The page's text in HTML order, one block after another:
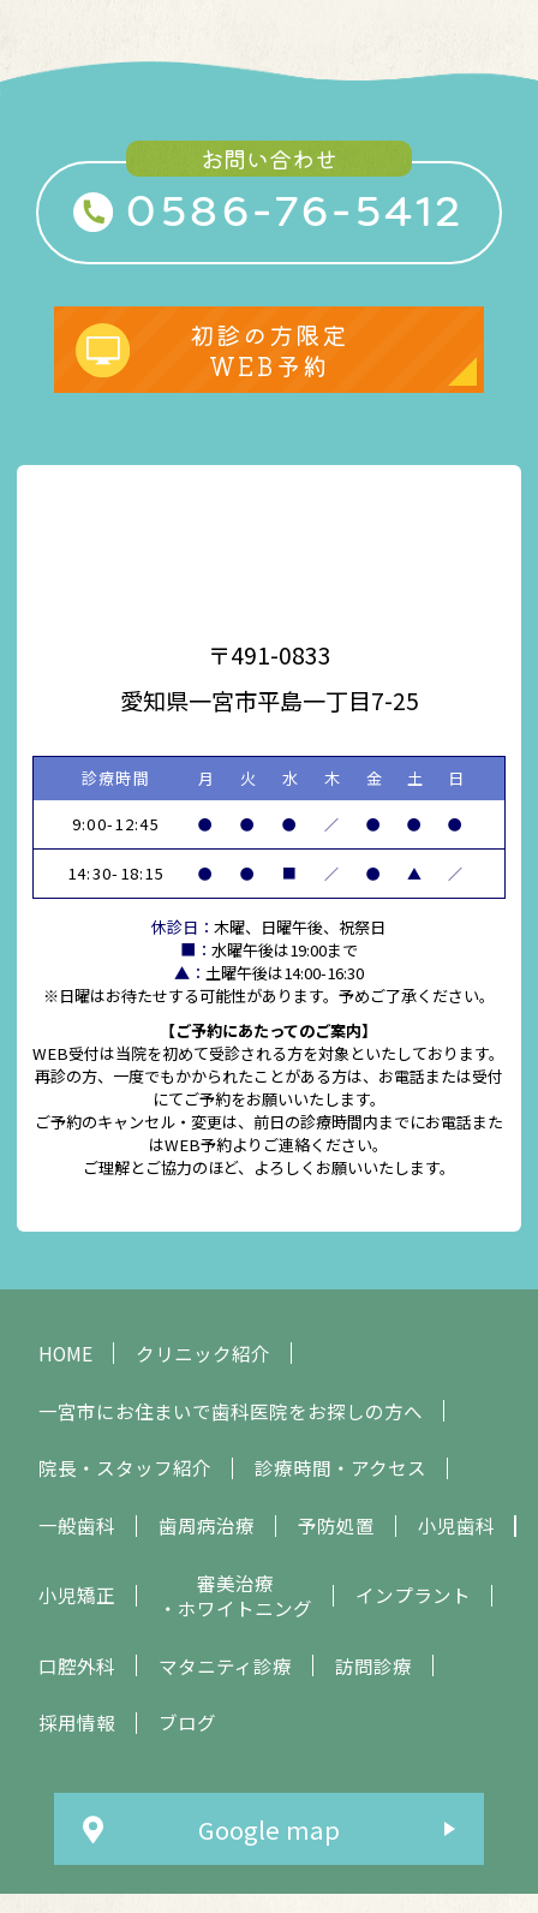
お問い合わせ
0586-76-5412
初診の方限定
WEB予約
〒491-0833
愛知県一宮市平島一丁目7-25
診療時間 月 火 水 木 金 土
日
9:00-12:45
● ● ● ／ ● ● ●
14:30-18:15 ● ● ■ ／ ● ▲ ／
休診日：木曜、日曜午後、祝祭日
■： 水曜午後は19:00まで
▲： 土曜午後は14:00-16:30
※日曜はお待たせする可能性があります。予めご了承ください。
【ご予約にあたってのご案内】
WEB受付は当院を初めて受診される方を対象といたしております。
再診の方、一度でもかかられたことがある方は、お電話または受付
にてご予約をお願いいたします。
ご予約のキャンセル・変更は、前日の診療時間内までにお電話また
はWEB予約よりご連絡ください。
ご理解とご協力のほど、よろしくお願いいたします。
HOME クリニック紹介
一宮市にお住まいで歯科医院をお探しの方へ
院長・スタッフ紹介 診療時間・アクセス
一般歯科 歯周病治療 予防処置 小児歯科
小児矯正
審美治療
・ホワイトニング
インプラント
口腔外科 マタニティ診療 訪問診療
採用情報 ブログ
Google map